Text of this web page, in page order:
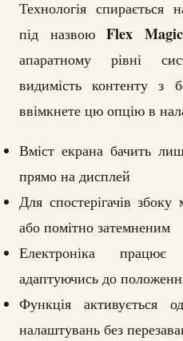
Технологія спирається
під назвоюFlex
апаратному рівні
видимість контенту з
ввімкнете цю опцію в
Вміст екрана бачить
прямо на дисплей
Для спостерігачів
або помітно затемненим
Електроніка
адаптуючись до
Функція
налаштувань без